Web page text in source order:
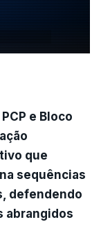
e Bloco
que
sequências
defendendo
abrangidos